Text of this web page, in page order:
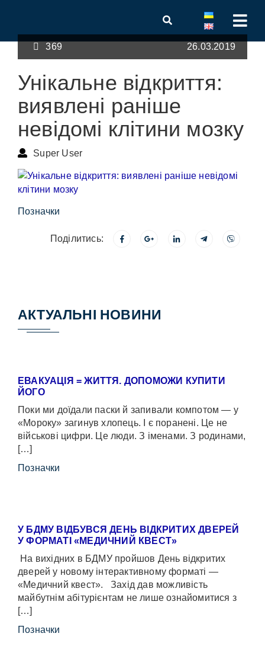
369 26.03.2019
Унікальне відкриття:
виявлені раніше
невідомі клітини мозку
Super User
Позначки
Поділитись:
АКТУАЛЬНІ НОВИНИ
ЕВАКУАЦІЯ = ЖИТТЯ. ДОПОМОЖИ КУПИТИ
ЙОГО
Поки ми доїдали паски й запивали компотом — у
«Мороку» загинув хлопець. І є поранені. Це не
військові цифри. Це люди. З іменами. З родинами,
[…]
Позначки
У БДМУ ВІДБУВСЯ ДЕНЬ ВІДКРИТИХ ДВЕРЕЙ
У ФОРМАТІ «МЕДИЧНИЙ КВЕСТ»
На вихідних в БДМУ пройшов День відкритих
дверей у новому інтерактивному форматі —
«Медичний квест». Захід дав можливість
майбутнім абітурієнтам не лише ознайомитися з
[…]
Позначки